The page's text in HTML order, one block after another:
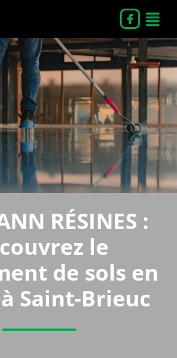
RÉSINES :
le
de sols en
Saint-Brieuc